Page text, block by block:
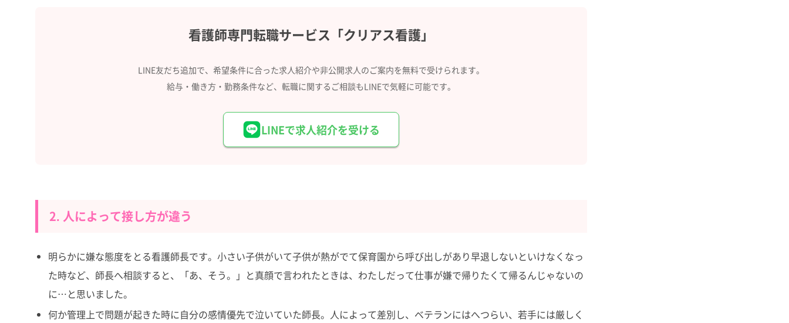
看護師専門転職サービス 「クリアス看護」
LINE友だち追加で、希望条件に合った求人紹介や非公開求人のご案内を無料で受けられます。
給与・働き方・勤務条件など、 転職に関するご相談もLINEで気軽に可能です。
LINEで求人紹介を受ける
2. 人によって接し方が違う
明らかに嫌な態度をとる看護師長です。小さい子供がいて子供が熱がでて保育園から呼び出しがあり早退しないといけなくなっ
た時など、師長へ相談すると、「あ、そう。」と真顔で言われたときは、わたしだって仕事が嫌で帰りたくて帰るんじゃないの
に…と思いました。
何か管理上で問題が起きた時に自分の感情優先で泣いていた師長。人によって差別し、ベテランにはへつらい、若手には厳しく